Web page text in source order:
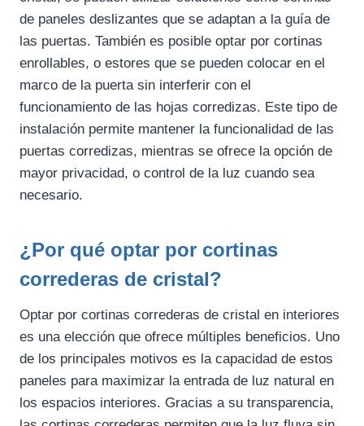
de paneles deslizantes que se adaptan a la guía de
las puertas. También es posible optar por cortinas
enrollables, o estores que se pueden colocar en el
marco de la puerta sin interferir con el
funcionamiento de las hojas corredizas. Este tipo de
instalación permite mantener la funcionalidad de las
puertas corredizas, mientras se ofrece la opción de
mayor privacidad, o control de la luz cuando sea
necesario.
¿Por qué optar por cortinas
correderas de cristal?
Optar por cortinas correderas de cristal en interiores
es una elección que ofrece múltiples beneficios. Uno
de los principales motivos es la capacidad de estos
paneles para maximizar la entrada de luz natural en
los espacios interiores. Gracias a su transparencia,